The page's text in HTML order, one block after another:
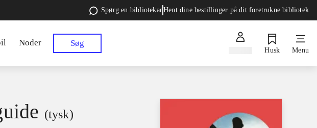
Spørg en bibliotekarHent dine bestillinger på dit foretrukne bibliotek
Noder Søg
Husk Menu
(tysk)